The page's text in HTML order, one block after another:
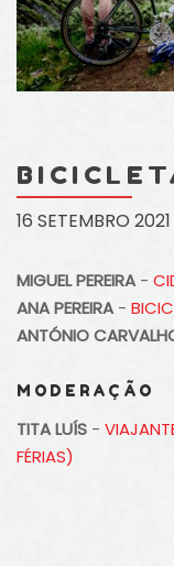
16 SETEMBRO
MIGUEL PEREIRA-
ANA PEREIRA-
ANTÓNIO
MODERAÇÃO
TITA LUÍS -
FÉRIAS)